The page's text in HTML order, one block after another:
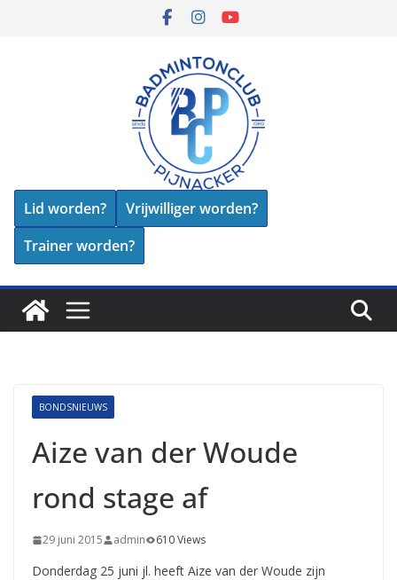
Lid worden?
Vrijwilliger worden?
Trainer worden?
BONDSNIEUWS
Aize van der Woude
rond stage af
29 juni 2015 admin 610 Views
Donderdag 25 juni jl. heeft Aize van der Woude zijn